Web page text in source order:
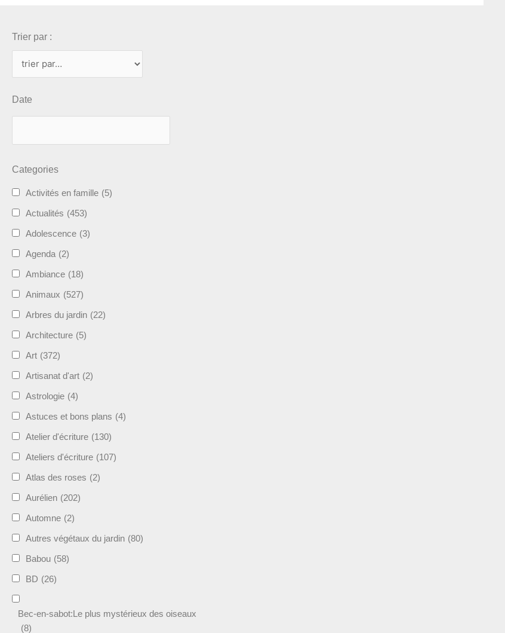
Trier par :
Date
Categories
Activités en famille (5)
Actualités (453)
Adolescence (3)
Agenda (2)
Ambiance (18)
Animaux (527)
Arbres du jardin (22)
Architecture (5)
Art (372)
Artisanat d'art (2)
Astrologie (4)
Astuces et bons plans (4)
Atelier d'écriture (130)
Ateliers d'écriture (107)
Atlas des roses (2)
Aurélien (202)
Automne (2)
Autres végétaux du jardin (80)
Babou (58)
BD (26)
Bec-en-sabot:Le plus mystérieux des oiseaux
(8)